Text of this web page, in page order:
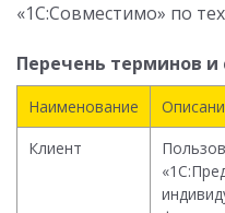
«1С:Совместимо» по
Перечень терминов
Наименование
Клиент